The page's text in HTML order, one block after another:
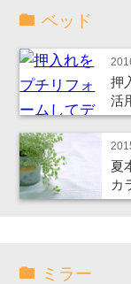
ベッド
押
活
夏
カ
ミラー